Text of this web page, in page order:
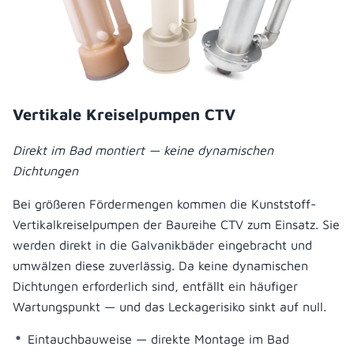
Vertikale Kreiselpumpen CTV
Direkt im Bad montiert — keine dynamischen
Dichtungen
Bei größeren Fördermengen kommen die Kunststoff-
Vertikalkreiselpumpen der Baureihe CTV zum Einsatz. Sie
werden direkt in die Galvanikbäder eingebracht und
umwälzen diese zuverlässig. Da keine dynamischen
Dichtungen erforderlich sind, entfällt ein häufiger
Wartungspunkt — und das Leckagerisiko sinkt auf null.
Eintauchbauweise — direkte Montage im Bad